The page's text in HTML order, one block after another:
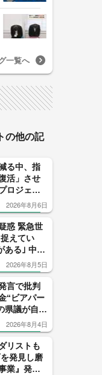
一覧へ
の他の記
る中、指
活」させ
ロジェク
2026年8月6日
惑 緊急世
えてい
ある｣ 中尾
たのは僅
2026年8月5日
言で批判
“ビアパー
県議が自民
任表明
2026年8月4日
リストも
発見し磨
業』発足